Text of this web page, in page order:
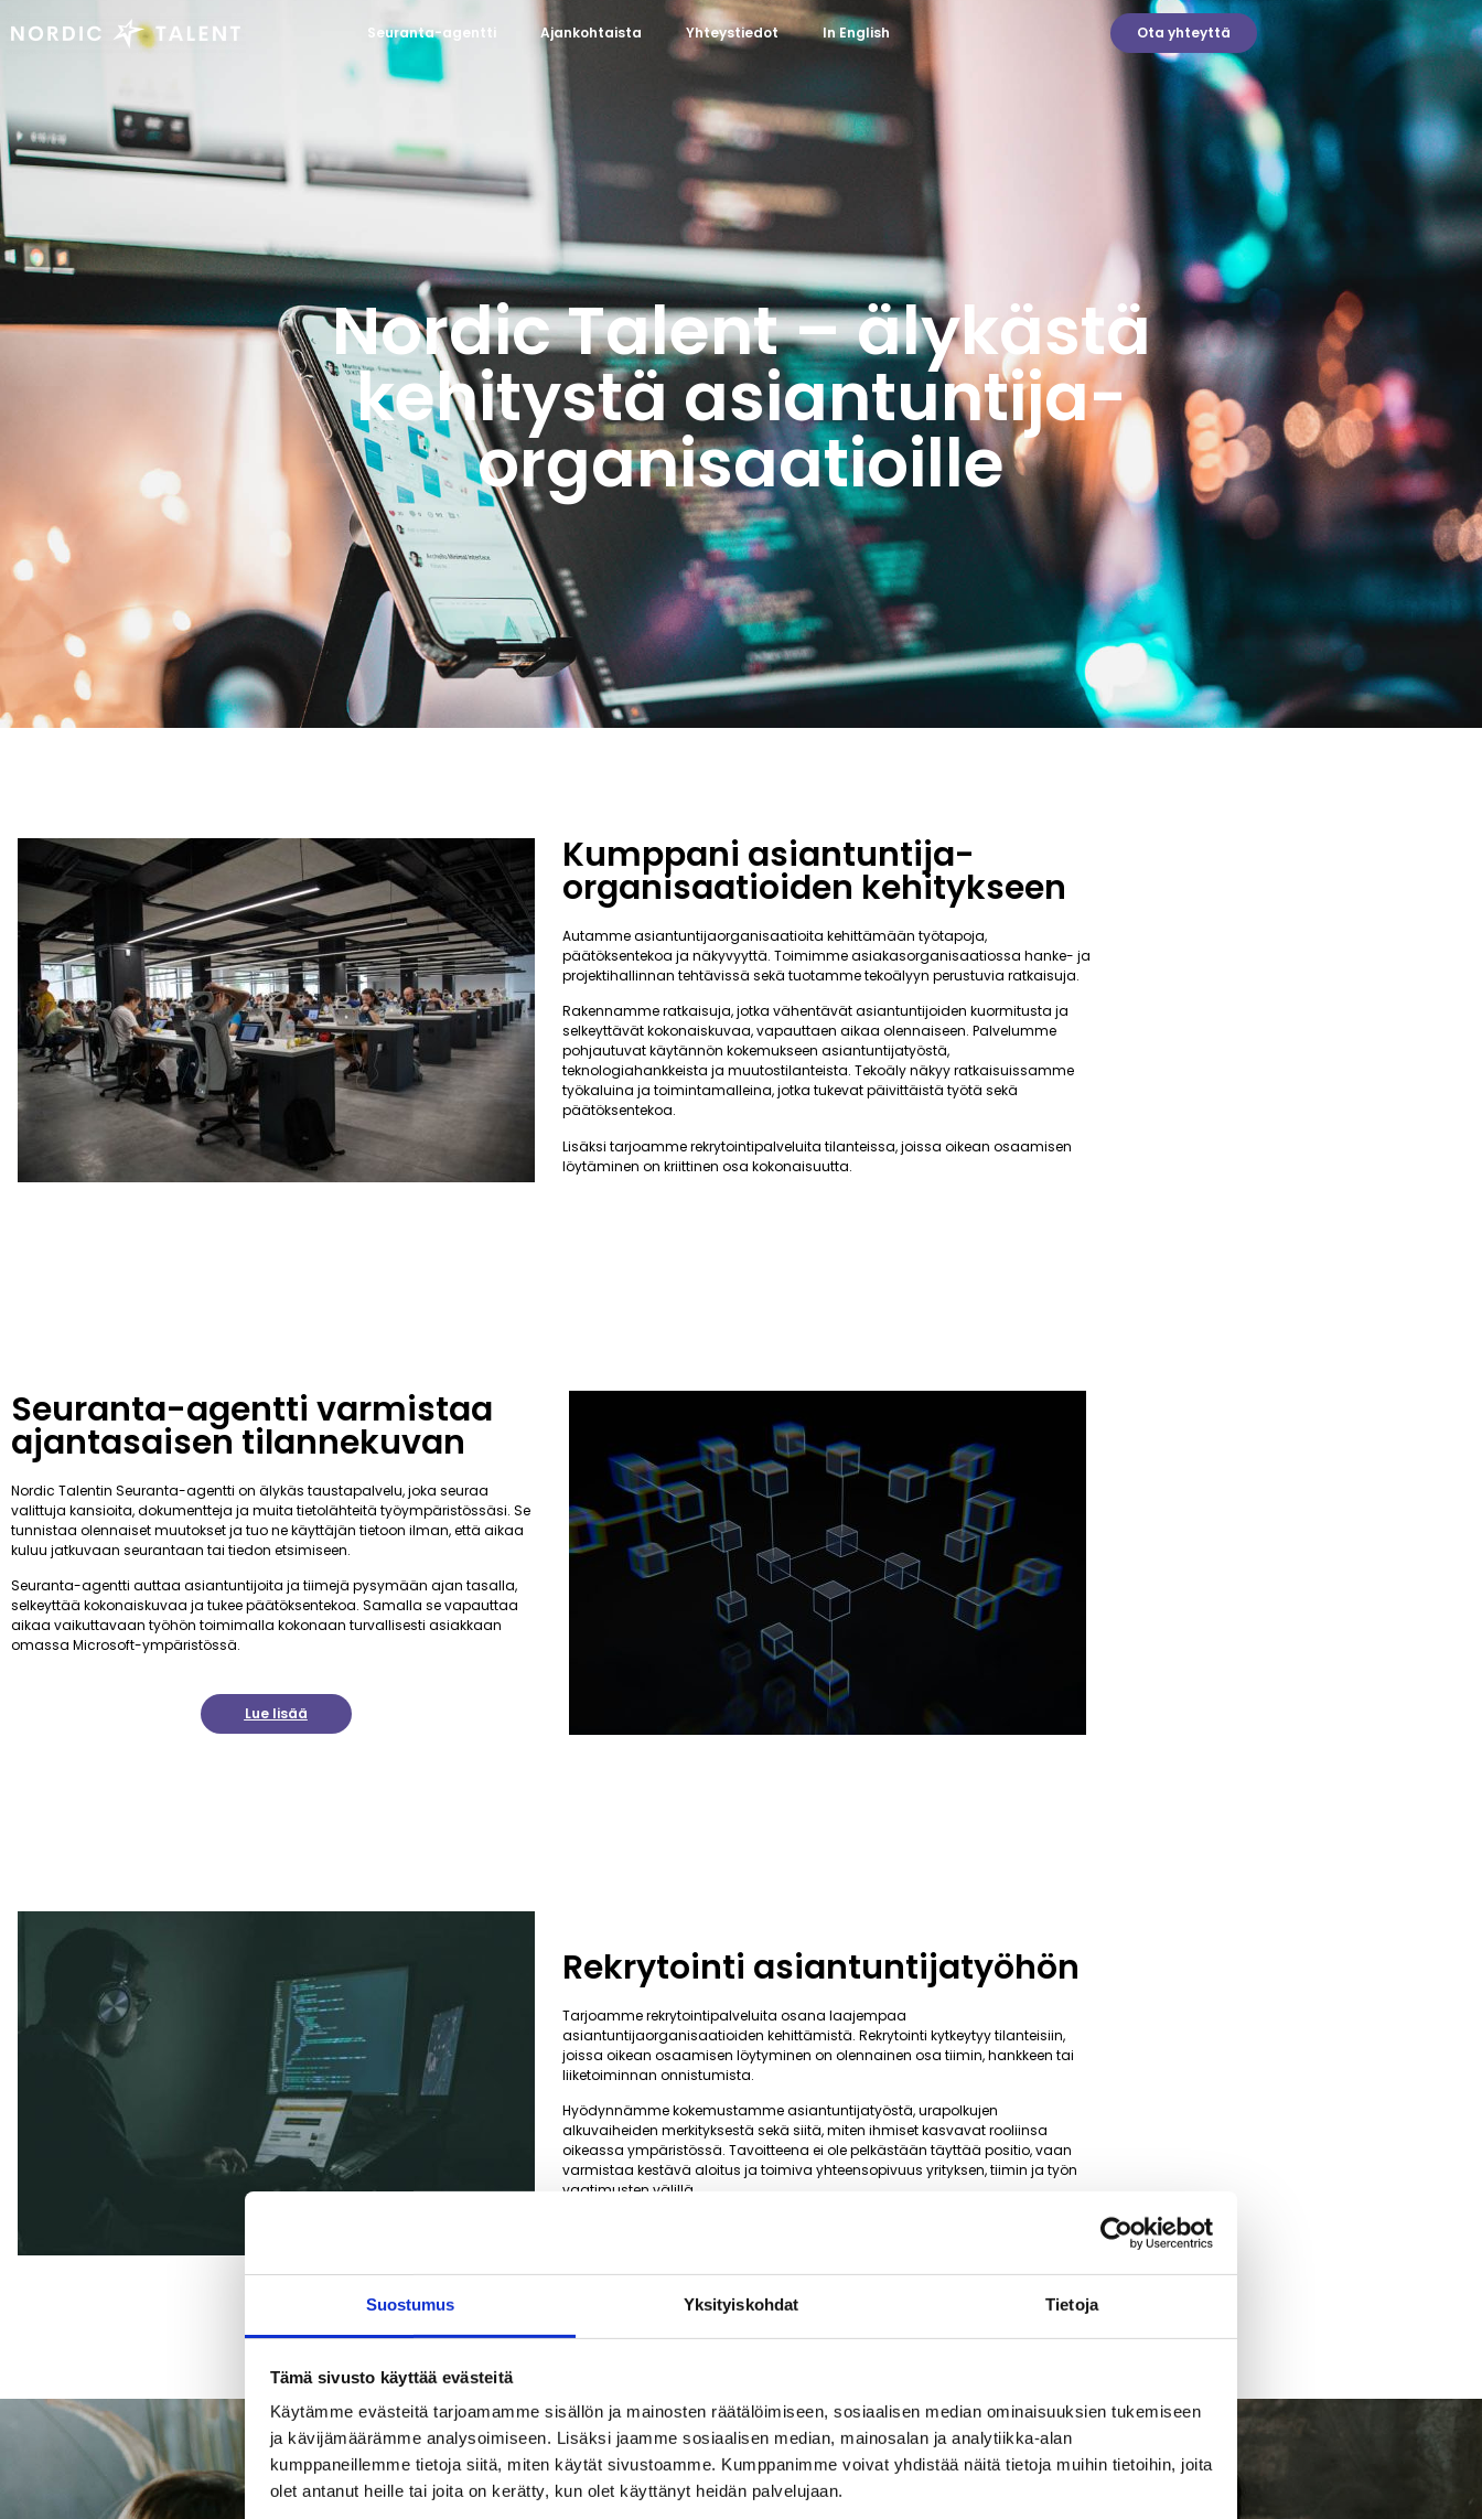
Suostumus Yksityiskohdat Tietoja
Tämä sivusto käyttää evästeitä
Käytämme evästeitä tarjoamamme sisällön ja mainosten räätälöimiseen, sosiaalisen median ominaisuuksien tukemiseen
ja kävijämäärämme analysoimiseen. Lisäksi jaamme sosiaalisen median, mainosalan ja analytiikka-alan
kumppaneillemme tietoja siitä, miten käytät sivustoamme. Kumppanimme voivat yhdistää näitä tietoja muihin tietoihin, joita
olet antanut heille tai joita on kerätty, kun olet käyttänyt heidän palvelujaan.
Seuranta-agentti Ajankohtaista Yhteystiedot In English Ota yhteyttä
Nordic Talent – älykästä
kehitystä asiantuntija-
organisaatioille
Kumppani asiantuntija-
organisaatioiden kehitykseen
Autamme asiantuntijaorganisaatioita kehittämään työtapoja,
päätöksentekoa ja näkyvyyttä. Toimimme asiakasorganisaatiossa hanke- ja
projektihallinnan tehtävissä sekä tuotamme tekoälyyn perustuvia ratkaisuja.
Rakennamme ratkaisuja, jotka vähentävät asiantuntijoiden kuormitusta ja
selkeyttävät kokonaiskuvaa, vapauttaen aikaa olennaiseen. Palvelumme
pohjautuvat käytännön kokemukseen asiantuntijatyöstä,
teknologiahankkeista ja muutostilanteista. Tekoäly näkyy ratkaisuissamme
työkaluina ja toimintamalleina, jotka tukevat päivittäistä työtä sekä
päätöksentekoa.
Lisäksi tarjoamme rekrytointipalveluita tilanteissa, joissa oikean osaamisen
löytäminen on kriittinen osa kokonaisuutta.
Seuranta-agentti varmistaa
ajantasaisen tilannekuvan
Nordic Talentin Seuranta-agentti on älykäs taustapalvelu, joka seuraa
valittuja kansioita, dokumentteja ja muita tietolähteitä työympäristössäsi. Se
tunnistaa olennaiset muutokset ja tuo ne käyttäjän tietoon ilman, että aikaa
kuluu jatkuvaan seurantaan tai tiedon etsimiseen.
Seuranta-agentti auttaa asiantuntijoita ja tiimejä pysymään ajan tasalla,
selkeyttää kokonaiskuvaa ja tukee päätöksentekoa. Samalla se vapauttaa
aikaa vaikuttavaan työhön toimimalla kokonaan turvallisesti asiakkaan
omassa Microsoft-ympäristössä.
Lue lisää
Rekrytointi asiantuntijatyöhön
Tarjoamme rekrytointipalveluita osana laajempaa
asiantuntijaorganisaatioiden kehittämistä. Rekrytointi kytkeytyy tilanteisiin,
joissa oikean osaamisen löytyminen on olennainen osa tiimin, hankkeen tai
liiketoiminnan onnistumista.
Hyödynnämme kokemustamme asiantuntijatyöstä, urapolkujen
alkuvaiheiden merkityksestä sekä siitä, miten ihmiset kasvavat rooliinsa
oikeassa ympäristössä. Tavoitteena ei ole pelkästään täyttää positio, vaan
varmistaa kestävä aloitus ja toimiva yhteensopivuus yrityksen, tiimin ja työn
vaatimusten välillä.